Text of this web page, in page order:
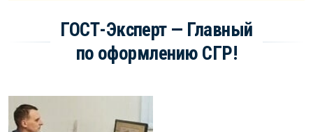
ГОСТ-Эксперт — Главный
по оформлению СГР!